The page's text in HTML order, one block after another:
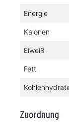
Energie
Kalorien
Eiweiß
Fett
Zuordnung